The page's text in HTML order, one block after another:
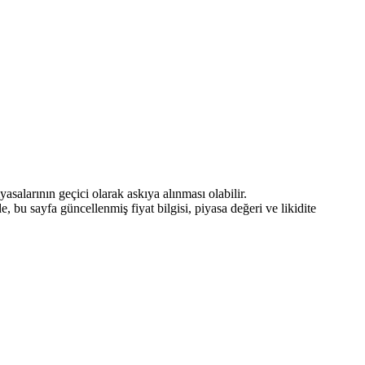
geçici olarak askıya alınması olabilir.
bu sayfa güncellenmiş fiyat bilgisi, piyasa değeri ve likidite